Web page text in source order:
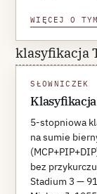
WIĘCEJ O
Rijssena.
klasyfikacja
SŁOWNICZEK
5-stopniowa
na sumie
bez
Stadium 3 —
skaluje
stadium N
stadium 1
powyżej
lokalizacje